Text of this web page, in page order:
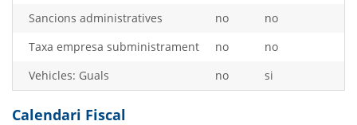
Sancions administratives
no
no
Taxa empresa subministrament
no
no
Vehicles: Guals
no si
Calendari Fiscal